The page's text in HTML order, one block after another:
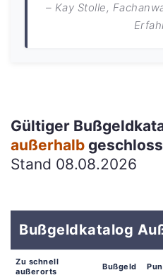
– Kay Stolle,
Gültiger
außerhalb
Stand 08.08.2026
Bußgeldkatalog
Zu schnell
außerorts
Bußgeld